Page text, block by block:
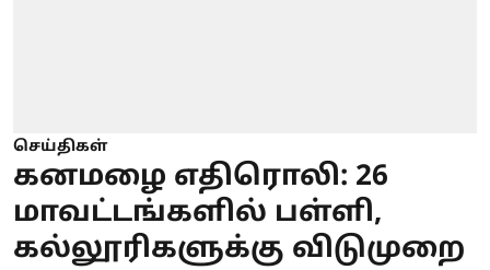
செய்திகள்
கனமழை எதிரொலி: 26
மாவட்டங்களில் பள்ளி,
கல்லூரிகளுக்கு விடுமுறை